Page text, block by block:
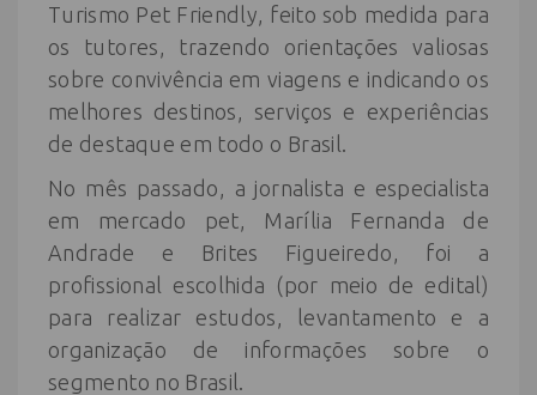
Turismo Pet Friendly, feito sob medida para
os tutores, trazendo orientações valiosas
sobre convivência em viagens e indicando os
melhores destinos, serviços e experiências
de destaque em todo o Brasil.
No mês passado, a jornalista e especialista
em mercado pet, Marília Fernanda de
Andrade e Brites Figueiredo, foi a
profissional escolhida (por meio de edital)
para realizar estudos, levantamento e a
organização de informações sobre o
segmento no Brasil.